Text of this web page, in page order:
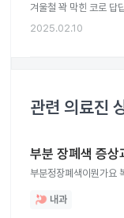
겨울철 꽉 막힌 코로 답
2025.02.10
관련 의료진
부분 장폐색 증상
부분정장폐색이뭔가요
내과